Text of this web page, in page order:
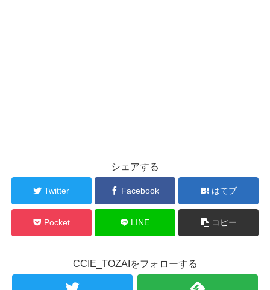
シェアする
Twitter Facebook はてブ
Pocket LINE コピー
CCIE_TOZAIをフォローする